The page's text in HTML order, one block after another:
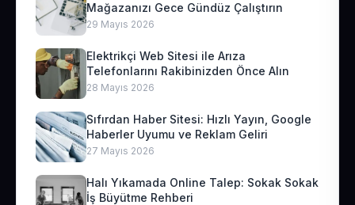
Mağazanızı Gece Gündüz Çalıştırın
29 Mayıs 2026
Elektrikçi Web Sitesi ile Arıza
Telefonlarını Rakibinizden Önce Alın
28 Mayıs 2026
Sıfırdan Haber Sitesi: Hızlı Yayın, Google
Haberler Uyumu ve Reklam Geliri
27 Mayıs 2026
Halı Yıkamada Online Talep: Sokak Sokak
İş Büyütme Rehberi